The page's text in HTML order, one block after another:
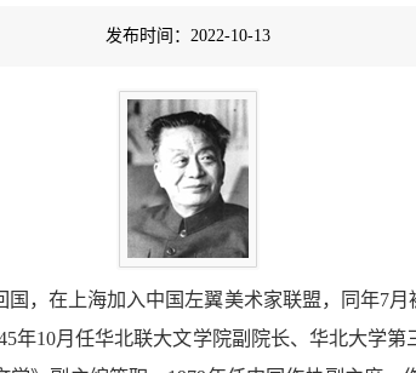
发布时间：2022-10-13
国，在上海加入中国左翼美术家联盟，同年
年10月任华北联大文学院副院长、华北大学